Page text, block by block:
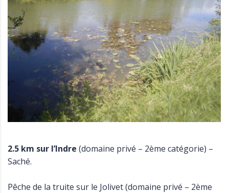
2.5 km sur l’Indre (domaine privé – 2ème catégorie) –
Saché.
Pêche de la truite sur le Jolivet (domaine privé – 2ème